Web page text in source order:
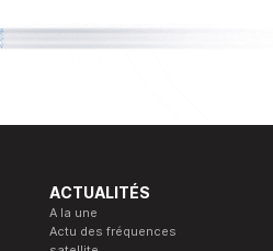
ACTUALITÉS
A la une
Actu des fréquences